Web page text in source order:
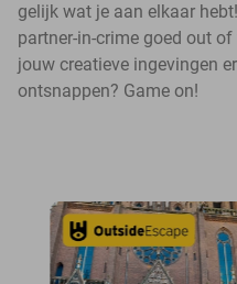
gelijk wat je aan elkaar
partner-in-crime goed out
jouw creatieve ingevingen
ontsnappen? Game on!